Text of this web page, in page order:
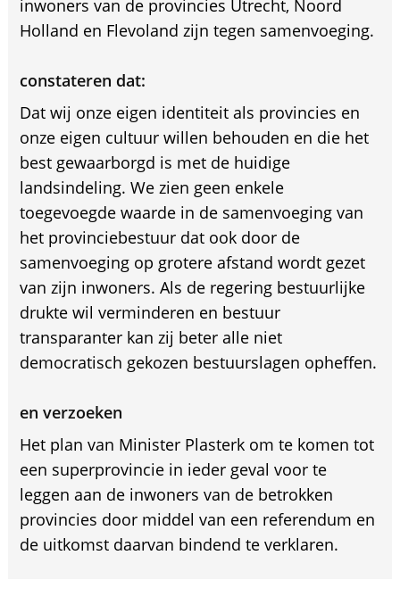
inwoners van de provincies Utrecht, Noord
Holland en Flevoland zijn tegen samenvoeging.
constateren dat:
Dat wij onze eigen identiteit als provincies en
onze eigen cultuur willen behouden en die het
best gewaarborgd is met de huidige
landsindeling. We zien geen enkele
toegevoegde waarde in de samenvoeging van
het provinciebestuur dat ook door de
samenvoeging op grotere afstand wordt gezet
van zijn inwoners. Als de regering bestuurlijke
drukte wil verminderen en bestuur
transparanter kan zij beter alle niet
democratisch gekozen bestuurslagen opheffen.
en verzoeken
Het plan van Minister Plasterk om te komen tot
een superprovincie in ieder geval voor te
leggen aan de inwoners van de betrokken
provincies door middel van een referendum en
de uitkomst daarvan bindend te verklaren.